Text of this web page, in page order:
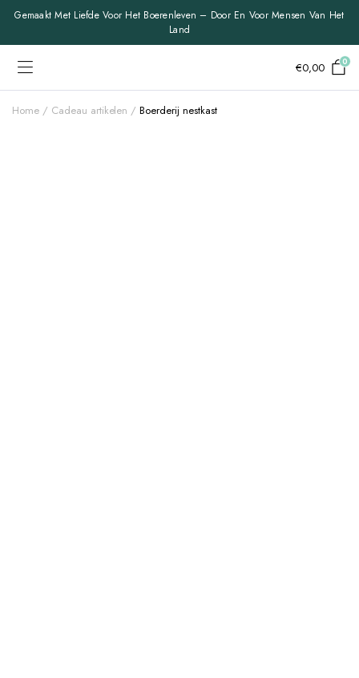
Gemaakt Met Liefde Voor Het Boerenleven – Door En Voor Mensen Van Het
Land
€0,00 0
Home Cadeau artikelen Boerderij nestkast